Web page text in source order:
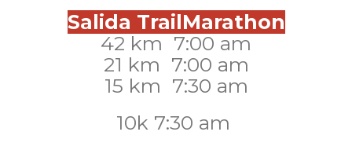
Salida TrailMarathon
42 km 7:00 am
21 km 7:00 am
15 km 7:30 am
10k 7:30 am